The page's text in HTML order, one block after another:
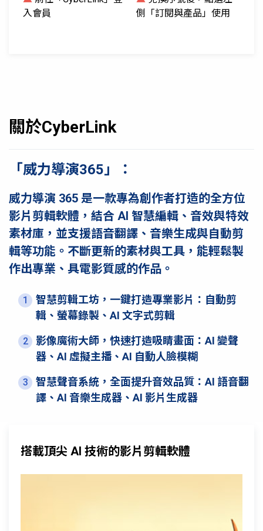
入會員
側「訂閱與產品」使用
關於CyberLink
「威力導演365」：
威力導演 365 是一款專為創作者打造的全方位
影片剪輯軟體，結合 AI 智慧編輯、音效與特效
素材庫，並支援語音翻譯、音樂生成與自動剪
輯等功能。不斷更新的素材與工具，能輕鬆製
作出專業、具電影質感的作品。
1
智慧剪輯工坊，一鍵打造專業影片：自動剪
輯、螢幕錄製、AI 文字式剪輯
2
影像魔術大師，快速打造吸睛畫面：AI 變聲
器、AI 虛擬主播、AI 自動人臉模糊
3
智慧聲音系統，全面提升音效品質：AI 語音翻
譯、AI 音樂生成器、AI 影片生成器
搭載頂尖 AI 技術的影片剪輯軟體